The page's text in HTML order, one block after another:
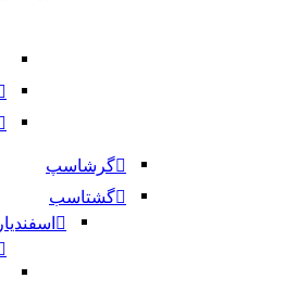
گرشاسپ
گشتاسب
اسفندیار